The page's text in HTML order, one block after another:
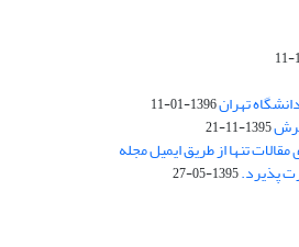
تهران1396-01-11
1395-11-21
تنها از طریق ایمیل مجله
1395-05-27